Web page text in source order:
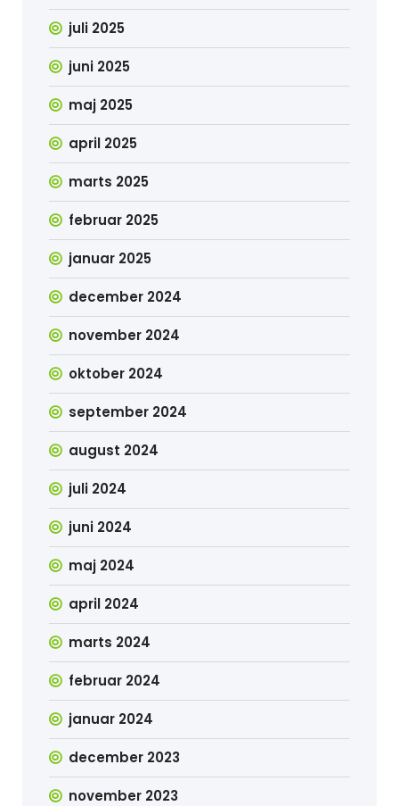
juli 2025
juni 2025
maj 2025
april 2025
marts 2025
februar 2025
januar 2025
december 2024
november 2024
oktober 2024
september 2024
august 2024
juli 2024
juni 2024
maj 2024
april 2024
marts 2024
februar 2024
januar 2024
december 2023
november 2023